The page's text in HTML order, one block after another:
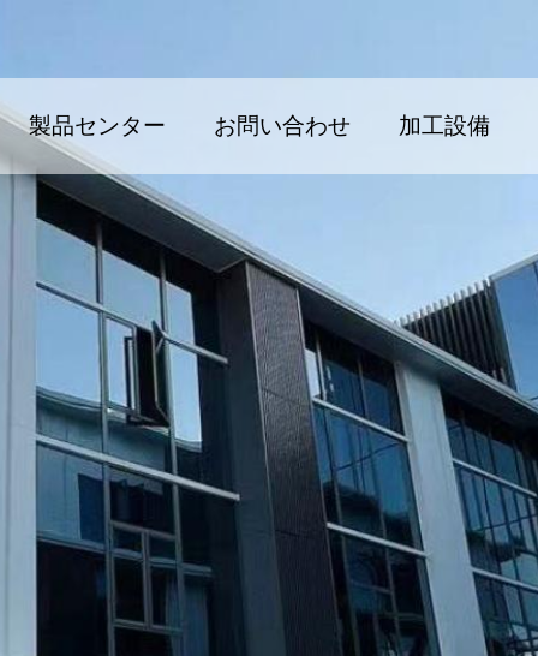
製品センター お問い合わせ 加工設備